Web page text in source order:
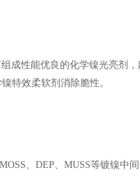
组成性能优良的化学镍光亮剂
特效柔软剂消除脆性。
、DEP、MUSS等镀镍